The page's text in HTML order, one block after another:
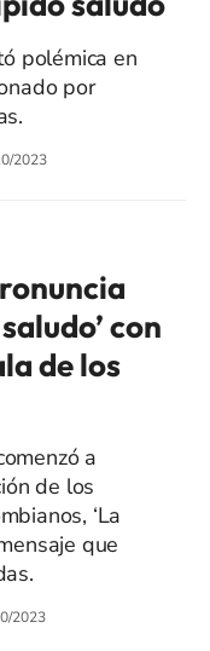
polémica en
por
2023
con
de los
a
de los
‘La
que
2023